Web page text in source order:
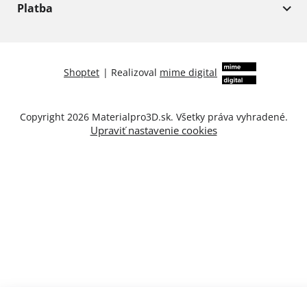
Platba
Shoptet | Realizoval mime digital
Copyright 2026 Materialpro3D.sk. Všetky práva vyhradené.
Upraviť nastavenie cookies